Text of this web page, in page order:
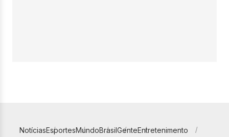
NotíciasEsportesMundoBrasilGenteEntretenimento